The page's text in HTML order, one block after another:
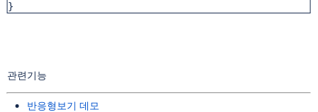
}
관련기능
반응형보기 데모